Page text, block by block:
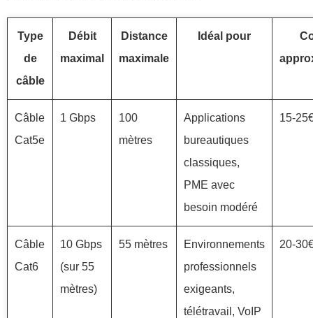
Type
de
câble
Débit
maximal
Distance
maximale
Idéal pour
Câble
Cat5e
1 Gbps
100
mètres
Applications
bureautiques
classiques,
PME avec
besoin modéré
15-
Câble
Cat6
10 Gbps
(sur 55
mètres)
55 mètres
Environnements
professionnels
exigeants,
télétravail, VoIP
20-